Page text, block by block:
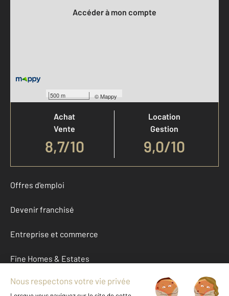
500 m ©Mappy
Accéder à mon compte
Votre agence est notée
Achat
Vente
8,7/10
Location
Gestion
9,0/10
Offres d'emploi
Devenir franchisé
Entreprise et commerce
Fine Homes & Estates
À propos